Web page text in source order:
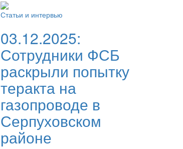
Статьи и интервью
03.12.2025:
Сотрудники ФСБ
раскрыли попытку
теракта на
газопроводе в
Серпуховском
районе